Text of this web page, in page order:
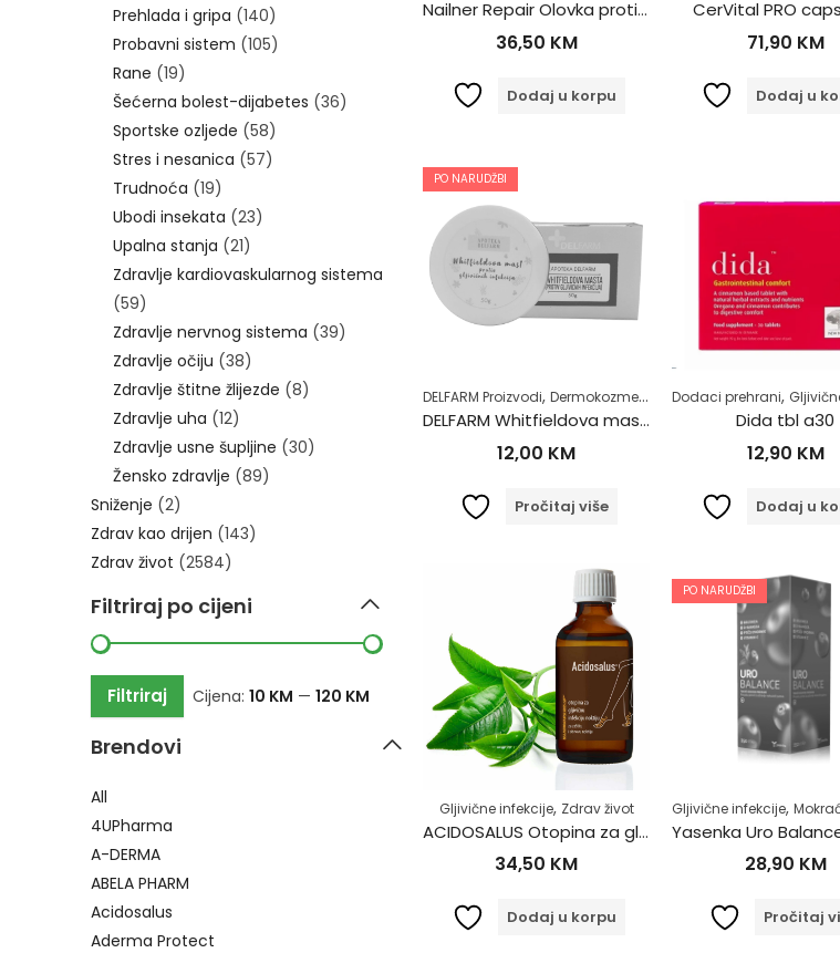
Nailner Repair Olovka protiv gljivica 4ml
36,50 KM
Dodaj u korpu
CerVital PRO
71,90 KM
Dodaj u
PO NARUDŽBI
DELFARM Proizvodi, Dermokozmetika Gljivične infekcije ,
DELFARM Whitfieldova mast 50g
12,00 KM
Pročitaj više
Dodaci prehrani,
Dida tbl a30
12,90 KM
Dodaj u
Gljivične infekcije, Zdrav život
ACIDOSALUS Otopina za gljivičnu infekciju 20ml
34,50 KM
Dodaj u korpu
PO NARUDŽBI
Gljivične infekcije,
Yasenka Uro
28,90 KM
Pročitaj
Prehlada i gripa (140)
Probavni sistem (105)
Rane (19)
Šećerna bolest-dijabetes (36)
Sportske ozljede (58)
Stres i nesanica (57)
Trudnoća (19)
Ubodi insekata (23)
Upalna stanja (21)
Zdravlje kardiovaskularnog sistema
(59)
Zdravlje nervnog sistema (39)
Zdravlje očiju (38)
Zdravlje štitne žlijezde (8)
Zdravlje uha (12)
Zdravlje usne šupljine (30)
Žensko zdravlje (89)
Sniženje (2)
Zdrav kao drijen (143)
Zdrav život (2584)
Filtriraj po cijeni
Filtriraj Cijena: 10 KM — 120 KM
Brendovi
All
4UPharma
A-DERMA
ABELA PHARM
Acidosalus
Aderma Protect